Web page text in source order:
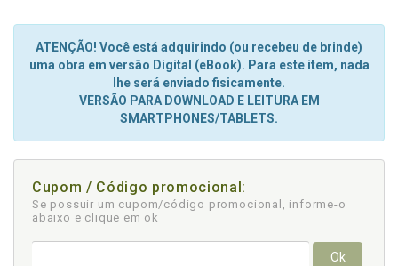
ATENÇÃO! Você está adquirindo (ou recebeu de brinde)
uma obra em versão Digital (eBook). Para este item, nada
lhe será enviado fisicamente.
VERSÃO PARA DOWNLOAD E LEITURA EM
SMARTPHONES/TABLETS.
Cupom / Código promocional:
Se possuir um cupom/código promocional, informe-o
abaixo e clique em ok
Ok